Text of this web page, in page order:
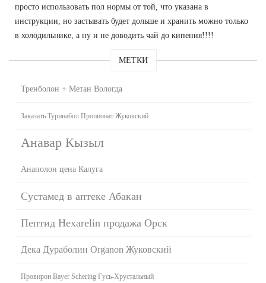
просто использовать пол нормы от той, что указана в
инструкции, но застывать будет дольше и хранить можно только
в холодильнике, а ну и не доводить чай до кипения!!!!
МЕТКИ
Тренболон + Метан Вологда
Заказать Туринабол Пропионат Жуковский
Анавар Кызыл
Анаполон цена Калуга
Сустамед в аптеке Абакан
Пептид Hexarelin продажа Орск
Дека Дураболин Organon Жуковский
Провирон Bayer Schering Гусь-Хрустальный